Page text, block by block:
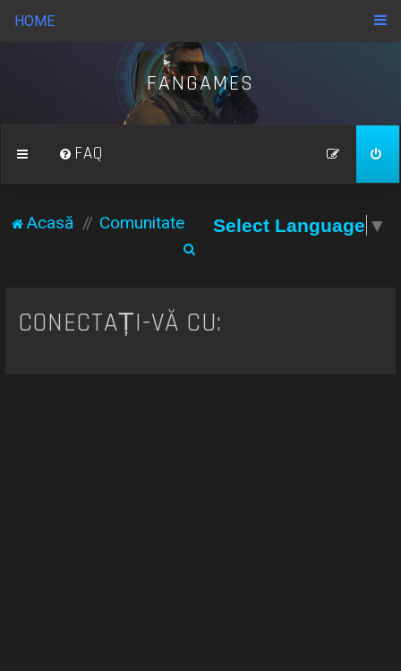
HOME
FANGAMES
FAQ
Acasă Comunitate Select Language ▼
t
CONECTAȚI-VĂ CU: